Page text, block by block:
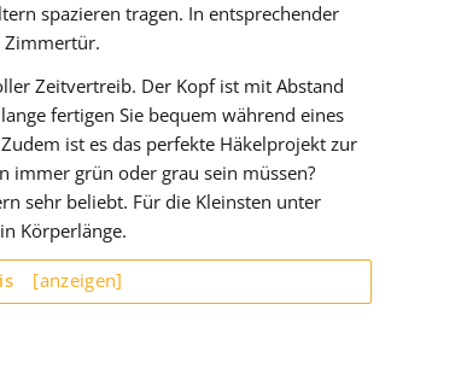
spazieren tragen. In entsprechender
Zimmertür.
Zeitvertreib. Der Kopf ist mit Abstand
fertigen Sie bequem während eines
ist es das perfekte Häkelprojekt zur
immer grün oder grau sein müssen?
sehr beliebt. Für die Kleinsten unter
Körperlänge.
[anzeigen]